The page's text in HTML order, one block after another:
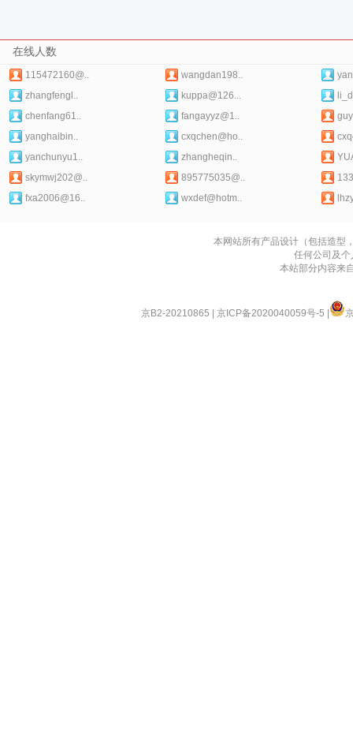
在线人数
115472160@.. wangdan198..
zhangfengl..
kuppa@126...
chenfang61..
fangayyz@1..
yanghaibin..
cxqchen@ho..
yanchunyu1..
zhangheqin..
skymwj202@..
895775035@..
fxa2006@16..
wxdef@hotm..
本网站所有产品设计（包括造型
任何公司及
本站部分内容来
京B2-20210865 京ICP备2020040059号-5